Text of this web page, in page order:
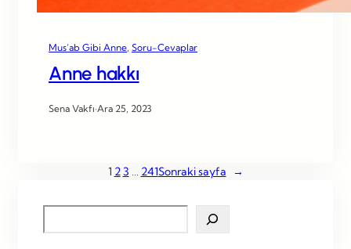
Mus’ab Gibi Anne Soru-Cevaplar
Anne hakkı
Sena Vakfı·Ara 25, 2023
1 23 … 241Sonraki sayfa →
e